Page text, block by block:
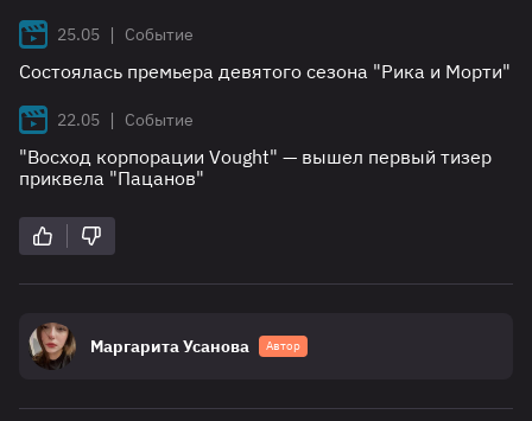
25.05 | Событие
Состоялась премьера девятого сезона "Рика и Морти"
22.05 | Событие
"Восход корпорации Vought" — вышел первый тизер
приквела "Пацанов"
Маргарита Усанова Автор